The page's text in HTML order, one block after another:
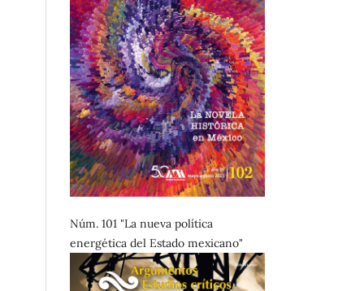
Núm. 101 "La nueva política
energética del Estado mexicano"